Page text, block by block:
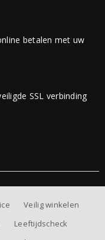
betalen met uw
SSL verbinding
Veilig winkelen
Leeftijdscheck